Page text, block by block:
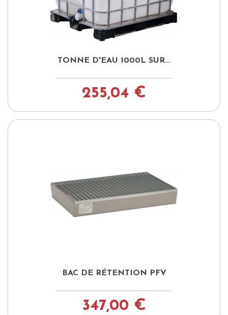
TONNE D'EAU 1000L SUR...
255,04 €
BAC DE RÉTENTION PFV
347,00 €